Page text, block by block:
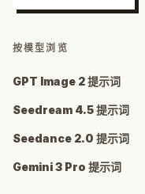
按模型浏览
GPT Image 2 提示词
Seedream 4.5 提示词
Seedance 2.0 提示词
Gemini 3 Pro 提示词